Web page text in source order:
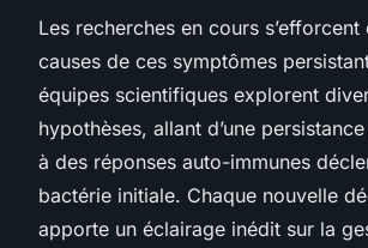
Les recherches en cours s’efforcent
causes de ces symptômes
équipes scientifiques explorent
hypothèses, allant d’une
à des réponses auto-immunes
bactérie initiale. Chaque nouvelle
apporte un éclairage inédit sur la